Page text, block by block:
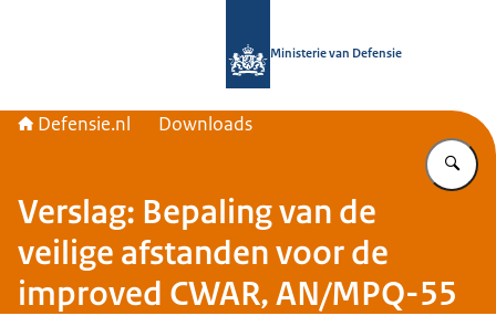
Ministerie van Defensie
Defensie.nl Downloads
Verslag: Bepaling van de
veilige afstanden voor de
improved CWAR, AN/MPQ-55